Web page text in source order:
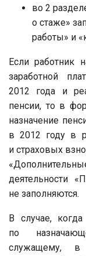
во 2
о стаже»
работы» и
Если работник
заработной
2012 года и
пенсии, то в
назначение
в 2012 году в
и страховых
деятельности
не заполняются.
В случае,
по
служащему, в